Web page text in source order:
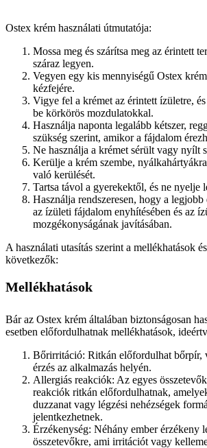
Ostex krém használati útmutatója:
Mossa meg és szárítsa meg az érintett
száraz legyen.
Vegyen egy kis mennyiségű Ostex
kézfejére.
Vigye fel a krémet az érintett ízületre,
be körkörös mozdulatokkal.
Használja naponta legalább kétszer,
szükség szerint, amikor a fájdalom
Ne használja a krémet sérült vagy nyílt
Kerülje a krém szembe,
való kerülését.
Tartsa távol a gyerekektől, és ne nyelje
Használja rendszeresen, hogy a legjobb
az ízületi fájdalom enyhítésében és az
mozgékonyságának javításában.
A használati utasítás szerint a mellékhatások
következők:
Mellékhatások
Bár az Ostex krém általában biztonságosan
esetben előfordulhatnak mellékhatások,
Bőrirritáció: Ritkán előfordulhat bőrpír,
érzés az alkalmazás helyén.
Allergiás reakciók: Az egyes
reakciók ritkán előfordulhatnak,
duzzanat vagy légzési nehézségek
jelentkezhetnek.
Érzékenység: Néhány ember érzékeny
összetevőkre, ami irritációt vagy